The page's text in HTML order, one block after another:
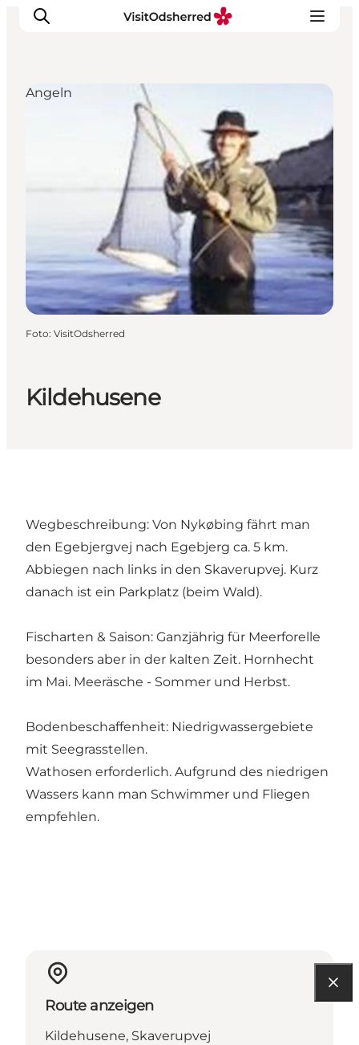
Unterkünfte
Nützliches
Kildehusene
Angeln
Foto: VisitOdsherred
Wegbeschreibung: Von Nykøbing fährt man
den Egebjergvej nach Egebjerg ca. 5 km.
Abbiegen nach links in den Skaverupvej. Kurz
danach ist ein Parkplatz (beim Wald).
Fischarten & Saison: Ganzjährig für Meerforelle
besonders aber in der kalten Zeit. Hornhecht
im Mai. Meeräsche - Sommer und Herbst.
Bodenbeschaffenheit: Niedrigwassergebiete
mit Seegrasstellen.
Wathosen erforderlich. Aufgrund des niedrigen
Wassers kann man Schwimmer und Fliegen
empfehlen.
Route anzeigen
Kildehusene, Skaverupvej